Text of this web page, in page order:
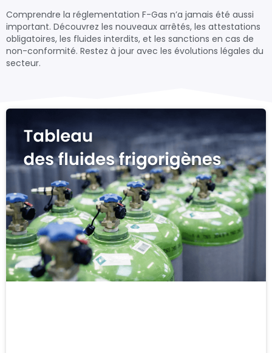
Comprendre la réglementation F-Gas n’a jamais été aussi
important. Découvrez les nouveaux arrêtés, les attestations
obligatoires, les fluides interdits, et les sanctions en cas de
non-conformité. Restez à jour avec les évolutions légales du
secteur.